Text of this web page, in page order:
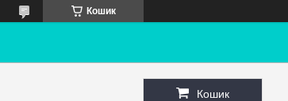
Кошик
Кошик